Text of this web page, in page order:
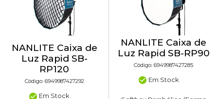
NANLITE Caixa de
Luz Rapid SB-
RP120
Código: 6949987427292
Em Stock
NANLITE Caixa de
Luz Rapid SB-RP90
Código: 6949987427285
Em Stock